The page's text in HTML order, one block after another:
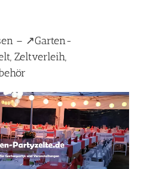
– ↗️Garten-
Zeltverleih,